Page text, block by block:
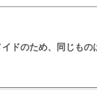
ドのため、同じもの